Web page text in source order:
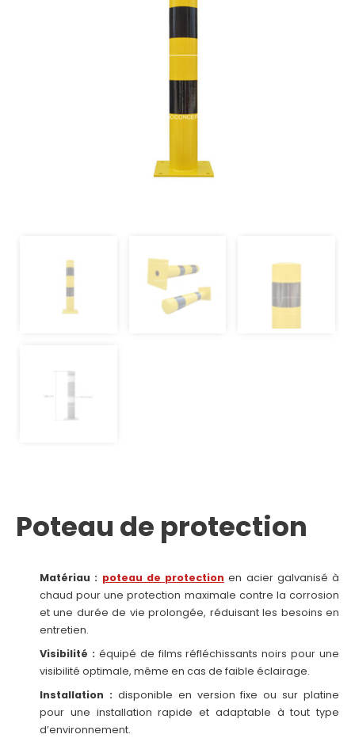
Poteau de protection
Matériau : poteau de protection en acier galvanisé à
chaud pour une protection maximale contre la corrosion
et une durée de vie prolongée, réduisant les besoins en
entretien.
Visibilité : équipé de films réfléchissants noirs pour une
visibilité optimale, même en cas de faible éclairage.
Installation : disponible en version fixe ou sur platine
pour une installation rapide et adaptable à tout type
d’environnement.